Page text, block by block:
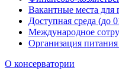
Вакантные места для
Доступная среда (до
Международное
Организация питания
О консерватории